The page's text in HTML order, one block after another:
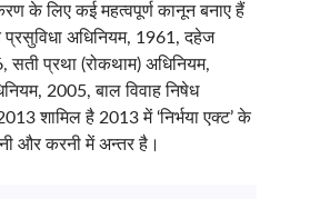
के लिए कई महत्वपूर्ण कानून बनाए हैं
प्रसुविधा अधिनियम, 1961, दहेज
प्रथा (रोकथाम) अधिनियम,
2005, बाल विवाह निषेध
शामिल है 2013 में ‘निर्भया एक्ट’ के
और करनी में अन्तर है।